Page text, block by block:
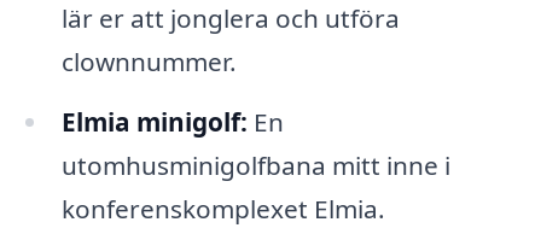
lär er att jonglera och utföra
clownnummer.
Elmia minigolf: En
utomhusminigolfbana mitt inne i
konferenskomplexet Elmia.